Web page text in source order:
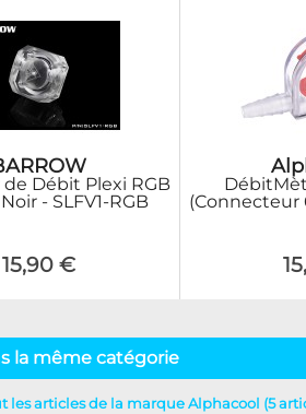
Débit Plexi RGB
- SLFV1-RGB
15,90 €
(Connecteur
la même catégorie
les articles de la marque Alphacool (5